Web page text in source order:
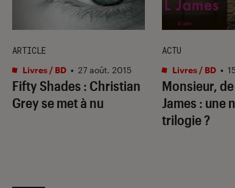
Fifty Shades : Christian
Grey se met à nu
ARTICLE
Livres / BD • 27 août. 2015
Monsieur, de
James : une
trilogie ?
ACTU
Livres / BD •